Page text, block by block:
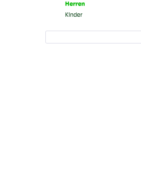
Herren
Kinder